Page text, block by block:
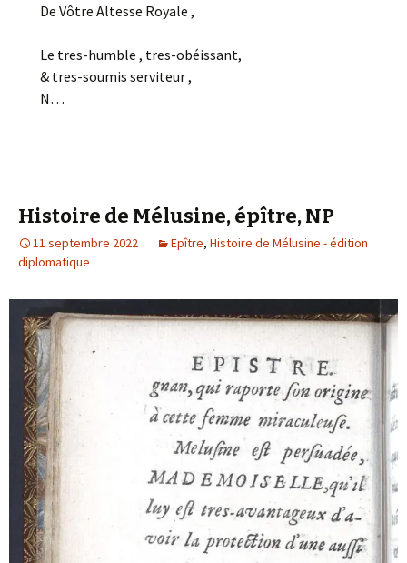
De Vôtre Altesse Royale ,
Le tres-humble , tres-obéissant,
& tres-soumis serviteur ,
N…
Histoire de Mélusine, épître, NP
11 septembre 2022 Epître, Histoire de Mélusine - édition
diplomatique